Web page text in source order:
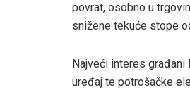
povrat, osobno u
snižene tekuće stope
Najveći interes građani
uređaj te potrošačke